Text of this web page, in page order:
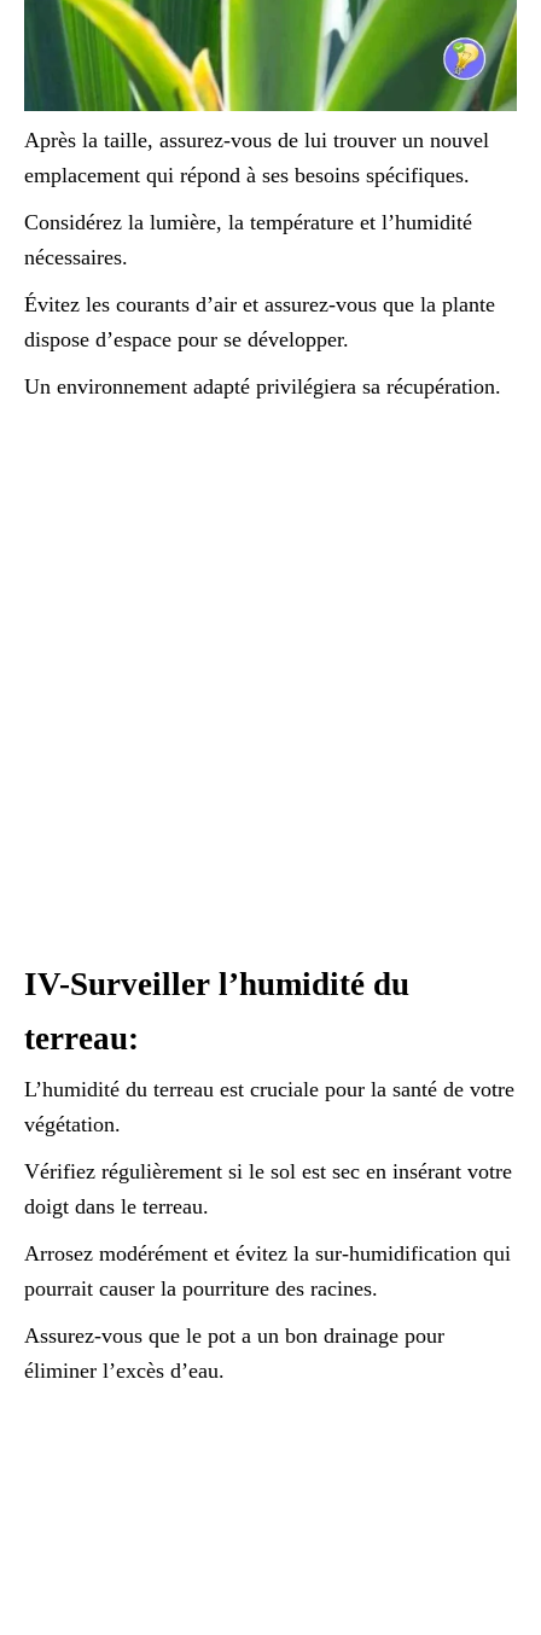
Après la taille, assurez-vous de lui trouver un nouvel
emplacement qui répond à ses besoins spécifiques.
Considérez la lumière, la température et l’humidité
nécessaires.
Évitez les courants d’air et assurez-vous que la plante
dispose d’espace pour se développer.
Un environnement adapté privilégiera sa récupération.
IV-Surveiller l’humidité du
terreau:
L’humidité du terreau est cruciale pour la santé de votre
végétation.
Vérifiez régulièrement si le sol est sec en insérant votre
doigt dans le terreau.
Arrosez modérément et évitez la sur-humidification qui
pourrait causer la pourriture des racines.
Assurez-vous que le pot a un bon drainage pour
éliminer l’excès d’eau.